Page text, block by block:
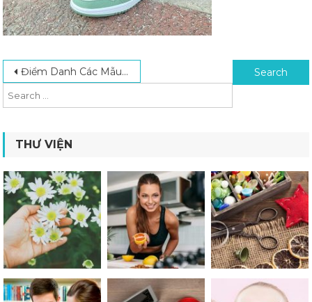
Post navigation
Điểm Danh Các Mẫu Giày Jordan Đẹp Dành Cho Nam Và Nữ Hiện Nay Search for:
THƯ VIỆN